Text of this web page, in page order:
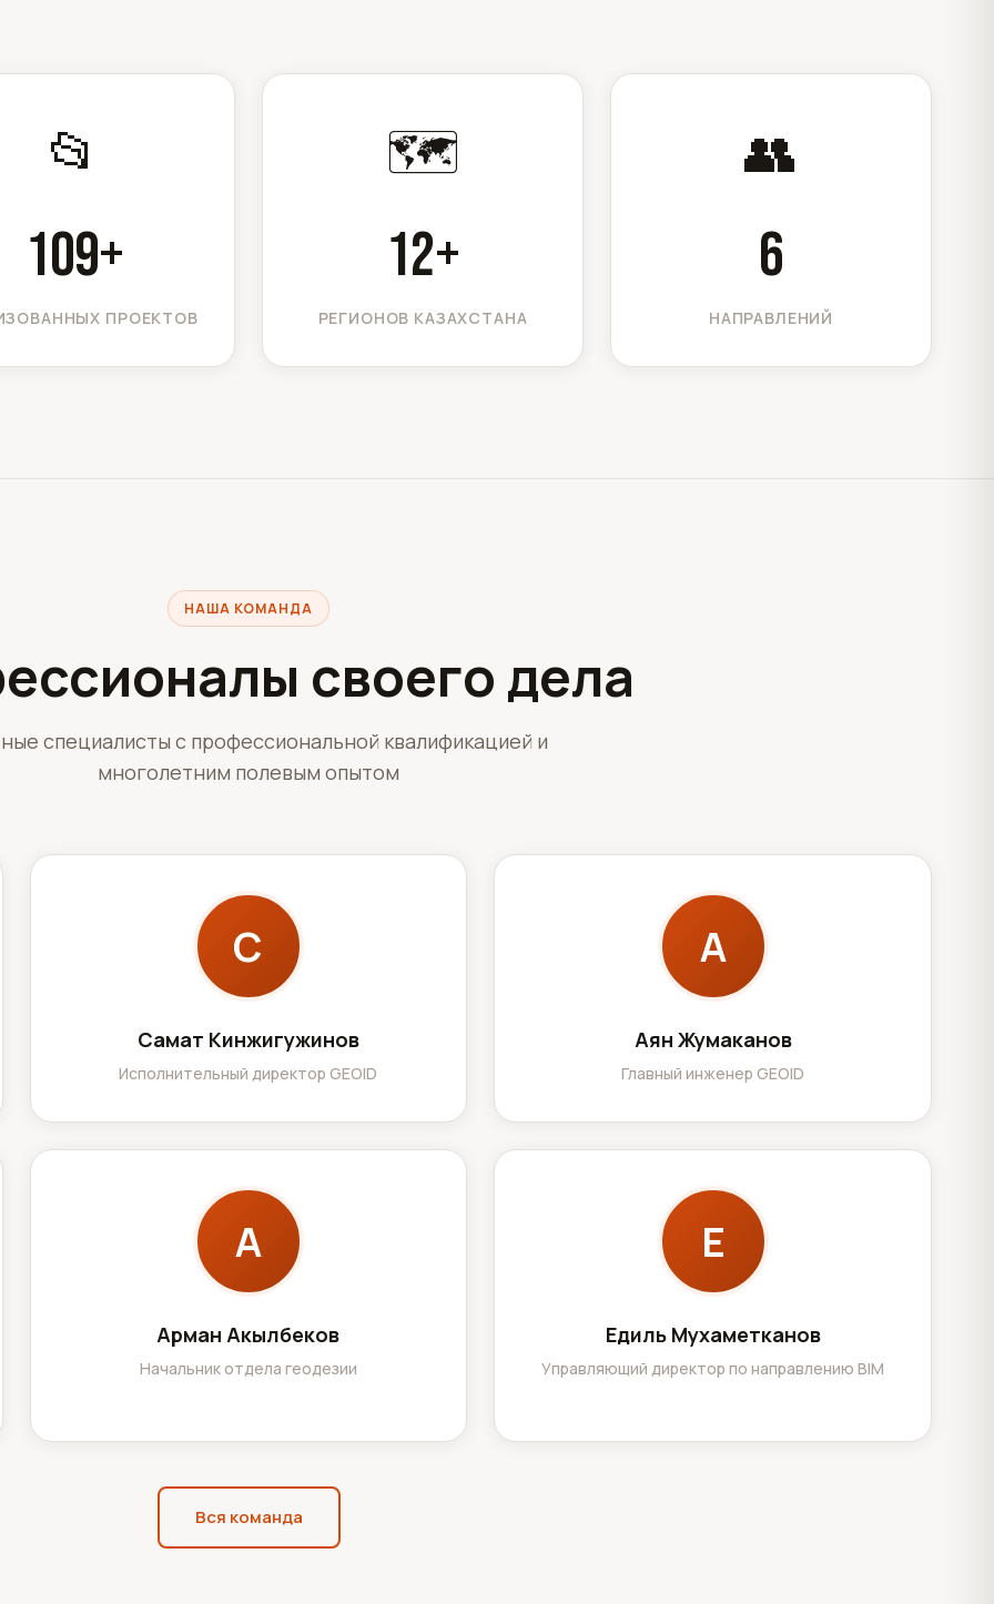
📂
109+
ПРОЕКТОВ
🗺️
12+
РЕГИОНОВ КАЗАХСТАНА
👥
6
НАПРАВЛЕНИЙ
НАША КОМАНДА
своего дела
специалисты с профессиональной квалификацией и
многолетним полевым опытом
С
Самат Кинжигужинов
Исполнительный директор GEOID
А
Аян Жумаканов
Главный инженер GEOID
А
Арман Акылбеков
Начальник отдела геодезии
Е
Едиль Мухаметканов
Управляющий директор по направлению BIM
Вся команда